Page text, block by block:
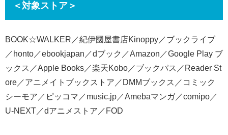
＜対象ストア＞
BOOK☆WALKER／紀伊國屋書店Kinoppy／ブックライブ
／honto／ebookjapan／dブック／Amazon／Google Play ブ
ックス／Apple Books／楽天Kobo／ブックパス／Reader St
ore／アニメイトブックストア／DMMブックス／コミック
シーモア／ピッコマ／music.jp／Amebaマンガ／comipo／
U-NEXT／dアニメストア／FOD